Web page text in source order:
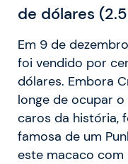
de dólares
Em 9 de
foi vendido por
dólares. Embora
longe de ocupar o
caros da história,
famosa de um
este macaco com